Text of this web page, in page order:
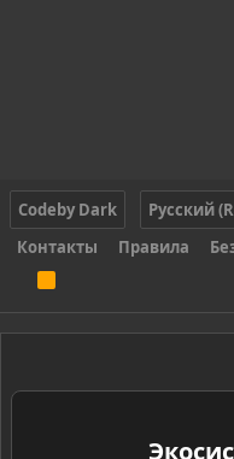
Codeby Dark
Русский
Контакты
Правила
S